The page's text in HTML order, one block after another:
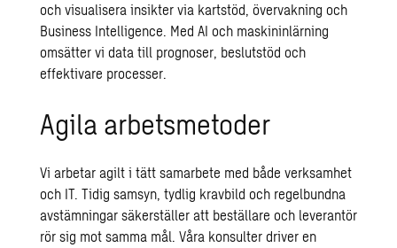
och visualisera insikter via kartstöd, övervakning och
Business Intelligence. Med AI och maskininlärning
omsätter vi data till prognoser, beslutstöd och
effektivare processer.
Agila arbetsmetoder
Vi arbetar agilt i tätt samarbete med både verksamhet
och IT. Tidig samsyn, tydlig kravbild och regelbundna
avstämningar säkerställer att beställare och leverantör
rör sig mot samma mål. Våra konsulter driver en